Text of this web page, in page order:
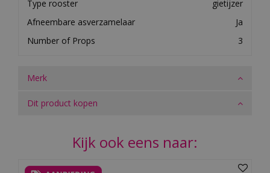
Type rooster
gietijzer
Afneembare asverzamelaar
Ja
Number of Props
3
Merk
Dit product kopen
Kijk ook eens naar: